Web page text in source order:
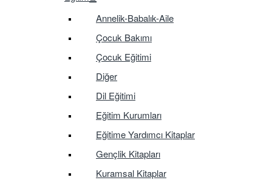
Annelik-Babalık-Aile
Çocuk Bakımı
Çocuk Eğitimi
Diğer
Dil Eğitimi
Eğitim Kurumları
Eğitime Yardımcı Kitaplar
Gençlik Kitapları
Kuramsal Kitaplar